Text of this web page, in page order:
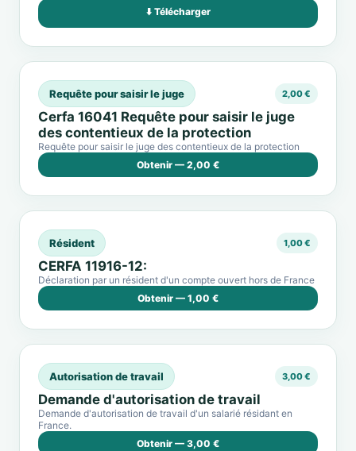
⬇️ Télécharger
Requête pour saisir le juge 2,00 €
Cerfa 16041 Requête pour saisir le juge
des contentieux de la protection
Requête pour saisir le juge des contentieux de la protection
Obtenir — 2,00 €
Résident 1,00 €
CERFA 11916-12:
Déclaration par un résident d'un compte ouvert hors de France
Obtenir — 1,00 €
Autorisation de travail 3,00 €
Demande d'autorisation de travail
Demande d'autorisation de travail d'un salarié résidant en
France.
Obtenir — 3,00 €